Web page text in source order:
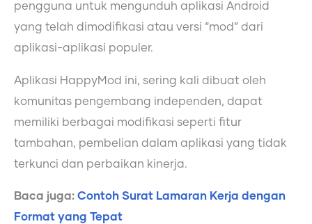
pengguna untuk mengunduh aplikasi Android
yang telah dimodifikasi atau versi “mod” dari
aplikasi-aplikasi populer.
Aplikasi HappyMod ini, sering kali dibuat oleh
komunitas pengembang independen, dapat
memiliki berbagai modifikasi seperti fitur
tambahan, pembelian dalam aplikasi yang tidak
terkunci dan perbaikan kinerja.
Baca juga: Contoh Surat Lamaran Kerja dengan
Format yang Tepat